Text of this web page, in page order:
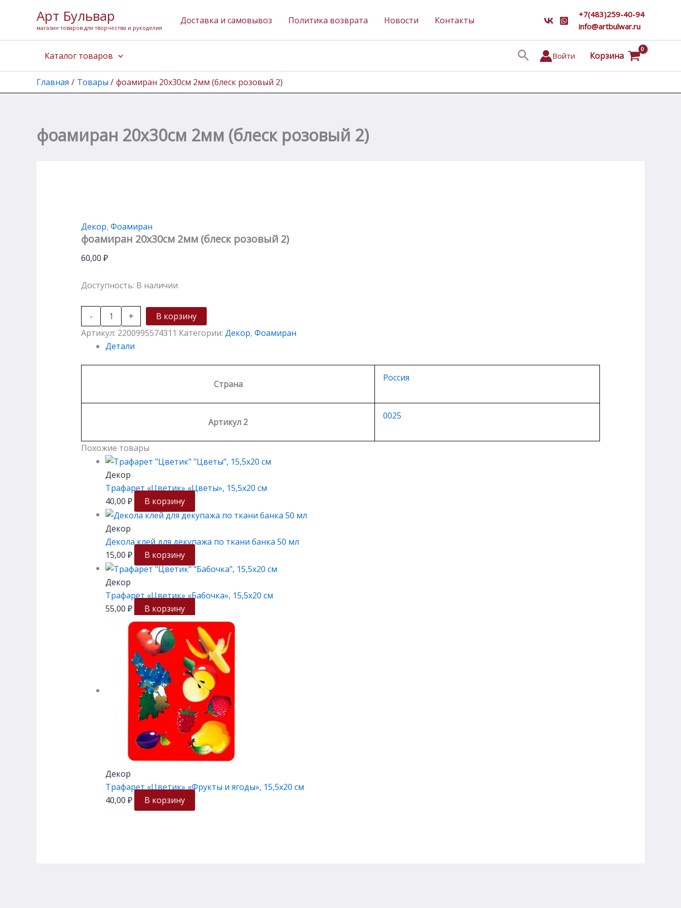
содержимому
Арт Бульвар
магазин товаров для творчества и рукоделия
Доставка и самовывоз Политика возврата Новости Контакты
+7(483)259-40-94
info@artbulwar.ru
Каталог товаров ПоискВойти Корзина
Главная Товары фоамиран 20х30см 2мм (блеск розовый 2)
фоамиран 20х30см 2мм (блеск розовый 2)
Декор, Фоамиран
фоамиран 20х30см 2мм (блеск розовый 2)
60,00 ₽
Доступность: В наличии
-
товара
фоамиран
20х30см
(блеск
+
В корзину
Артикул: 2200995574311 Категории: Декор, Фоамиран
Детали
Страна
Россия
Артикул 2
0025
Похожие товары
Декор
Трафарет «Цветик» «Цветы», 15,5х20 см
40,00 ₽ В корзину
Декор
Декола клей для декупажа по ткани банка 50 мл
15,00 ₽ В корзину
Декор
Трафарет «Цветик» «Бабочка», 15,5х20 см
55,00 ₽ В корзину
Декор
Трафарет «Цветик» «Фрукты и ягоды», 15,5х20 см
40,00 ₽ В корзину